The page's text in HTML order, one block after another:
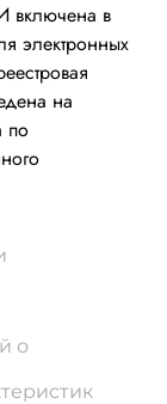
включена в
электронных
на
по
о